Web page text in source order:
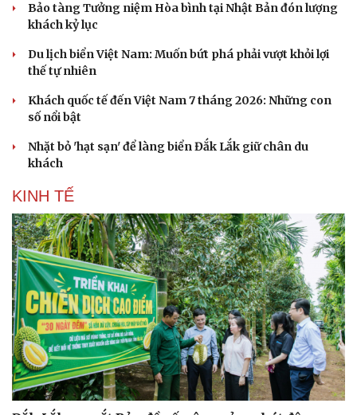
Bảo tàng Tưởng niệm Hòa bình tại Nhật Bản đón lượng
khách kỷ lục
Du lịch biển Việt Nam: Muốn bứt phá phải vượt khỏi lợi
thế tự nhiên
Khách quốc tế đến Việt Nam 7 tháng 2026: Những con
số nổi bật
Nhặt bỏ 'hạt sạn' để làng biển Đắk Lắk giữ chân du
khách
KINH TẾ